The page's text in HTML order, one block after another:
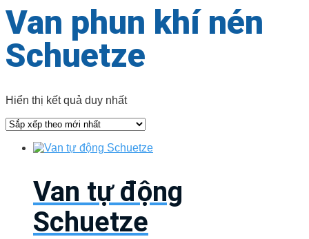
Van phun khí nén
Schuetze
Hiển thị kết quả duy nhất
Van tự động
Schuetze